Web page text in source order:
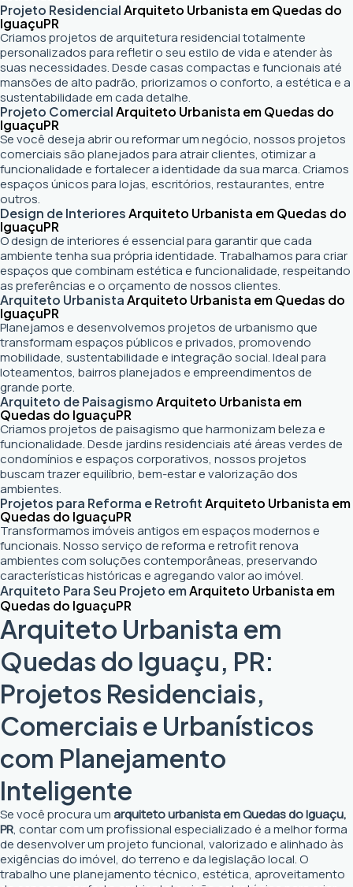
Projeto ResidencialArquiteto Urbanista em Quedas do
IguaçuPR
Criamos projetos de arquitetura residencial totalmente
personalizados para refletir o seu estilo de vida e atender às
suas necessidades. Desde casas compactas e funcionais até
mansões de alto padrão, priorizamos o conforto, a estética e a
sustentabilidade em cada detalhe.
Projeto ComercialArquiteto Urbanista em Quedas do
IguaçuPR
Se você deseja abrir ou reformar um negócio, nossos projetos
comerciais são planejados para atrair clientes, otimizar a
funcionalidade e fortalecer a identidade da sua marca. Criamos
espaços únicos para lojas, escritórios, restaurantes, entre
outros.
Design de InterioresArquiteto Urbanista em Quedas do
IguaçuPR
O design de interiores é essencial para garantir que cada
ambiente tenha sua própria identidade. Trabalhamos para criar
espaços que combinam estética e funcionalidade, respeitando
as preferências e o orçamento de nossos clientes.
Arquiteto UrbanistaArquiteto Urbanista em Quedas do
IguaçuPR
Planejamos e desenvolvemos projetos de urbanismo que
transformam espaços públicos e privados, promovendo
mobilidade, sustentabilidade e integração social. Ideal para
loteamentos, bairros planejados e empreendimentos de
grande porte.
Arquiteto de PaisagismoArquiteto Urbanista em
Quedas do IguaçuPR
Criamos projetos de paisagismo que harmonizam beleza e
funcionalidade. Desde jardins residenciais até áreas verdes de
condomínios e espaços corporativos, nossos projetos
buscam trazer equilíbrio, bem-estar e valorização dos
ambientes.
Projetos para Reforma e RetrofitArquiteto Urbanista em
Quedas do IguaçuPR
Transformamos imóveis antigos em espaços modernos e
funcionais. Nosso serviço de reforma e retrofit renova
ambientes com soluções contemporâneas, preservando
características históricas e agregando valor ao imóvel.
Arquiteto Para Seu Projeto emArquiteto Urbanista em
Quedas do IguaçuPR
Arquiteto Urbanista em
Quedas do Iguaçu, PR:
Projetos Residenciais,
Comerciais e Urbanísticos
com Planejamento
Inteligente
Se você procura umarquiteto urbanista em Quedas do Iguaçu,
PR, contar com um profissional especializado é a melhor forma
de desenvolver um projeto funcional, valorizado e alinhado às
exigências do imóvel, do terreno e da legislação local. O
trabalho une planejamento técnico, estética, aproveitamento